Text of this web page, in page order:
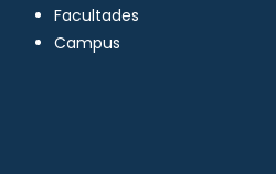
Facultades
Campus